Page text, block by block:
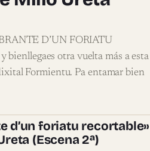
D’UN FORIATU
bienllegaes otra vuelta más a esta
Formientu. Pa entamar bien
d’un foriatu recortable»
(Escena 2ª)